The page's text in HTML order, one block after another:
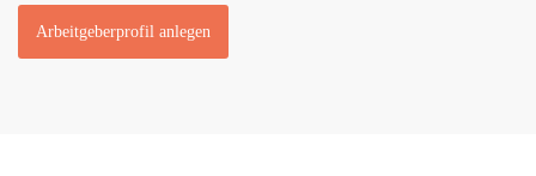
Arbeitgeberprofil anlegen